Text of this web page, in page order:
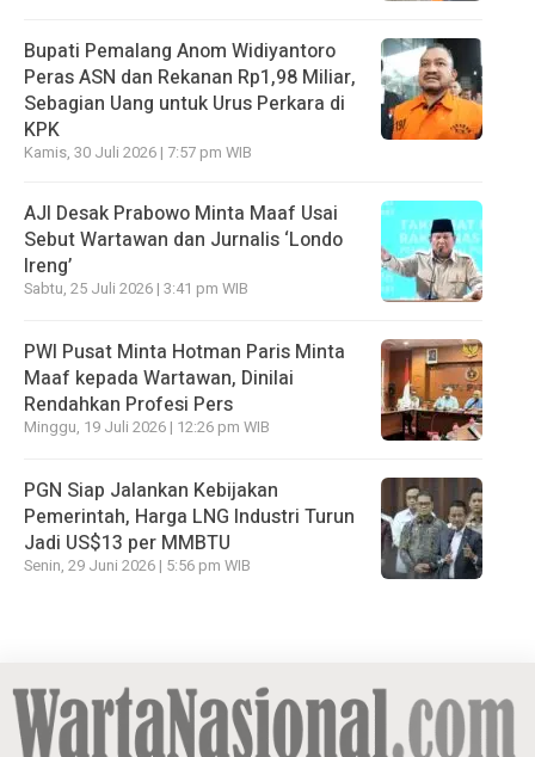
Bupati Pemalang Anom Widiyantoro
Peras ASN dan Rekanan Rp1,98 Miliar,
Sebagian Uang untuk Urus Perkara di
KPK
Kamis, 30 Juli 2026 | 7:57 pm WIB
AJI Desak Prabowo Minta Maaf Usai
Sebut Wartawan dan Jurnalis ‘Londo
Ireng’
Sabtu, 25 Juli 2026 | 3:41 pm WIB
PWI Pusat Minta Hotman Paris Minta
Maaf kepada Wartawan, Dinilai
Rendahkan Profesi Pers
Minggu, 19 Juli 2026 | 12:26 pm WIB
PGN Siap Jalankan Kebijakan
Pemerintah, Harga LNG Industri Turun
Jadi US$13 per MMBTU
Senin, 29 Juni 2026 | 5:56 pm WIB